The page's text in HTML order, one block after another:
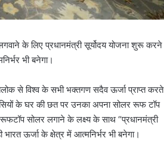
के लिए प्रधानमंत्री सूर्योदय योजना शुरू करने
भी बनेगा।
से विश्व के सभी भक्तगण सदैव ऊर्जा प्राप्त करते
के घर की छत पर उनका अपना सोलर रूफ टॉप
रूफटॉप सोलर लगाने के लक्ष्य के साथ “प्रधानमंत्री
ऊर्जा के क्षेत्र में आत्मनिर्भर भी बनेगा।